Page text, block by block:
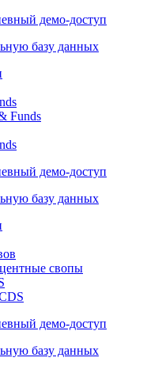
демо-доступ
базу данных
Funds
демо-доступ
базу данных
свопы
демо-доступ
базу данных